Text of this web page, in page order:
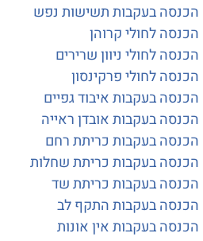
בעקבות תשישות נפש
קרוהן
ניוון שרירים
פרקינסון
איבוד גפיים
אובדן ראייה
בעקבות כריתת רחם
בעקבות כריתת שחלות
בעקבות כריתת שד
בעקבות התקף לב
אין אונות